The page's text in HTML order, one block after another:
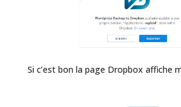
Si c’est bon la page Dropbox affiche